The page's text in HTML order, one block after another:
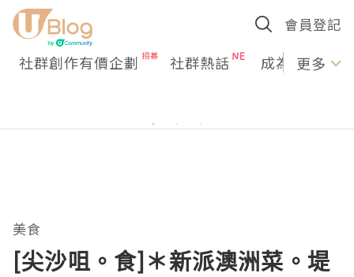
會員登記
社群創作有價企劃 社群熱話 成為U更多
美食
[尖沙咀。食]＊新派澳洲菜。堤